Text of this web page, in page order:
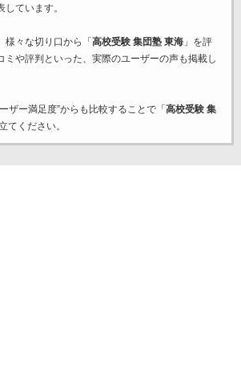
ています。
様々な切り口から「 高校受験 集団塾 東海」を評
ミや評判といった、実際のユーザーの声も掲載し
ザー満足度”からも比較することで「 高校受験 集
てください。